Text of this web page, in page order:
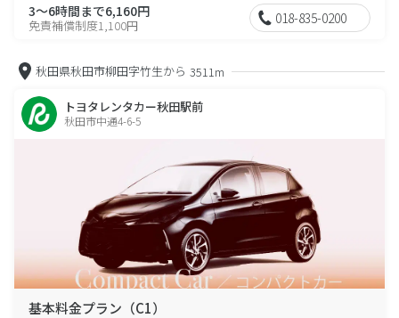
3～6時間まで6,160円
免責補償制度1,100円 018-835-0200
秋田県秋田市柳田字竹生から 3511m
トヨタレンタカー秋田駅前
秋田市中通4-6-5
基本料金プラン（C1）